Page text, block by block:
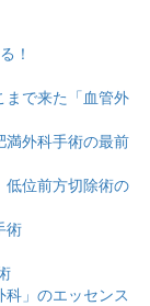
！
まで来た「血管外
外科手術の最前
位前方切除術の
術
」のエッセンス